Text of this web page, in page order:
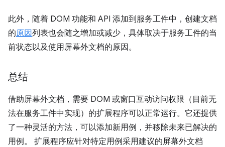
此外，随着 DOM 功能和 API 添加到服务工件中，创建文档
的原因列表也会随之增加或减少，具体取决于服务工件的当
前状态以及使用屏幕外文档的原因。
总结
借助屏幕外文档，需要 DOM 或窗口互动访问权限（目前无
法在服务工件中实现）的扩展程序可以正常运行。它还提供
了一种灵活的方法，可以添加新用例，并移除未来已解决的
用例。 扩展程序应针对特定用例采用建议的屏幕外文档